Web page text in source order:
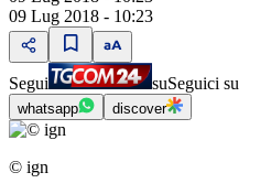
09 Lug 2018 - 10:23
Segui suSeguici su
whatsapp discover
© ign